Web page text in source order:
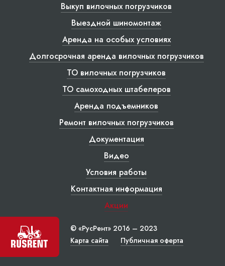
Выкуп вилочных погрузчиков
Выездной шиномонтаж
Аренда на особых условиях
Долгосрочная аренда вилочных погрузчиков
ТО вилочных погрузчиков
ТО самоходных штабелеров
Аренда подъемников
Ремонт вилочных погрузчиков
Документация
Видео
Условия работы
Контактная информация
Акции
© «РусРент» 2016 – 2023
Карта сайта
Публичная оферта